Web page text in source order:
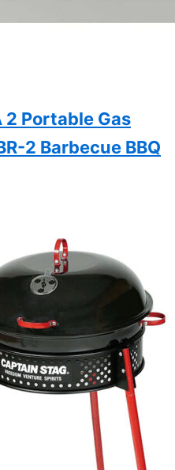
2 Portable Gas
2 Barbecue BBQ